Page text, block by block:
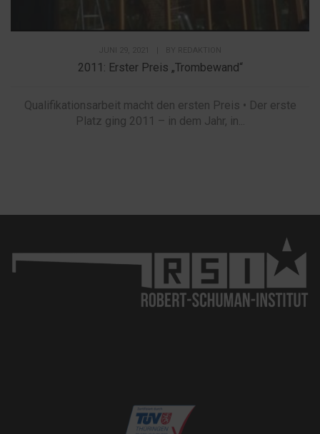
2011: Erster Preis „Trombewand“
Qualifikationsarbeit macht den ersten Preis • Der erste
Platz ging 2011 – in dem Jahr, in...